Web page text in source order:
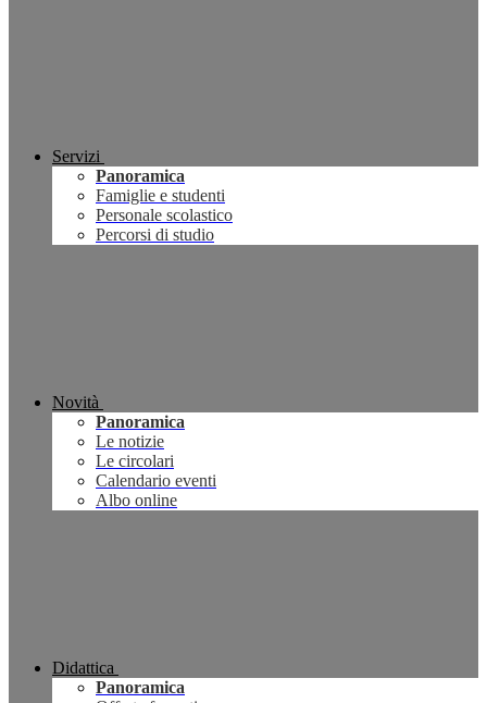
Servizi
Panoramica
Famiglie e studenti
Personale scolastico
Percorsi di studio
Novità
Panoramica
Le notizie
Le circolari
Calendario eventi
Albo online
Didattica
Panoramica